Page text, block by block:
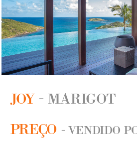
JOY
MARIGOT
PREÇO - VENDIDO